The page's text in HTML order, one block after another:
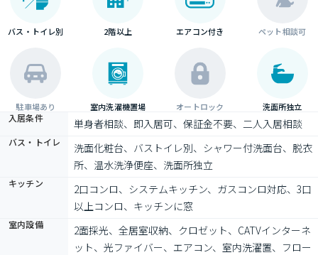
バス・トイレ別 2階以上 エアコン付き ペット相談可
駐車場あり 室内洗濯機置場 オートロック 洗面所独立
入居条件 単身者相談、即入居可、保証金不要、二人入居相談
バス・トイレ
洗面化粧台、バストイレ別、シャワー付洗面台、脱衣
所、温水洗浄便座、洗面所独立
キッチン
2口コンロ、システムキッチン、ガスコンロ対応、3口
以上コンロ、キッチンに窓
室内設備
2面採光、全居室収納、クロゼット、CATVインターネ
ット、光ファイバー、エアコン、室内洗濯置、フロー